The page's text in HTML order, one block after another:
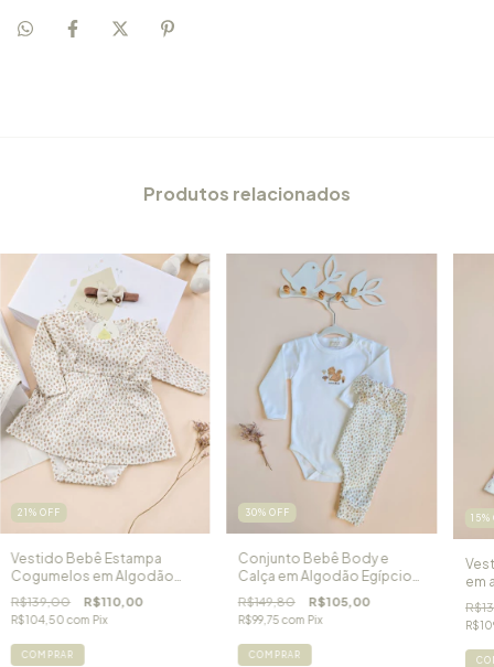
Produtos relacionados
21 % OFF
Vestido Bebê Estampa
Cogumelos em Algodão
Egípcio Mushroom
R$139,00 R$110,00
R$104,50com Pix
COMPRAR
30% OFF
Conjunto Bebê Body e
Calça em Algodão Egípcio
Mushroom
R$149,80 R$105,00
R$99,75com Pix
COMPRAR
15%
em